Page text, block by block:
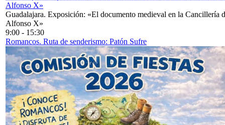
Alfonso X»
Guadalajara. Exposición: «El documento medieval en la Cancillería
Alfonso X»
9:00 - 15:30
Romancos. Ruta de senderismo: Patón Sufre